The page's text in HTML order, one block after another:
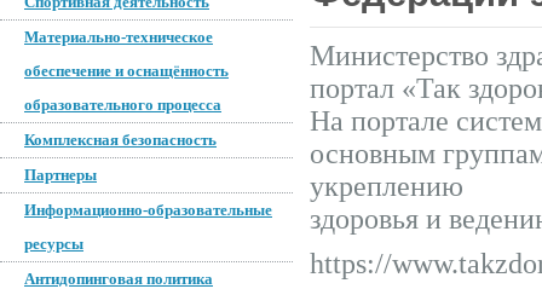
Материально-техническое
обеспечение и оснащённость
образовательного процесса
Комплексная безопасность
Партнеры
Информационно-образовательные
ресурсы
Антидопинговая политика
Министерство
портал «Так
На портале
основным
укреплению
здоровья и
https://